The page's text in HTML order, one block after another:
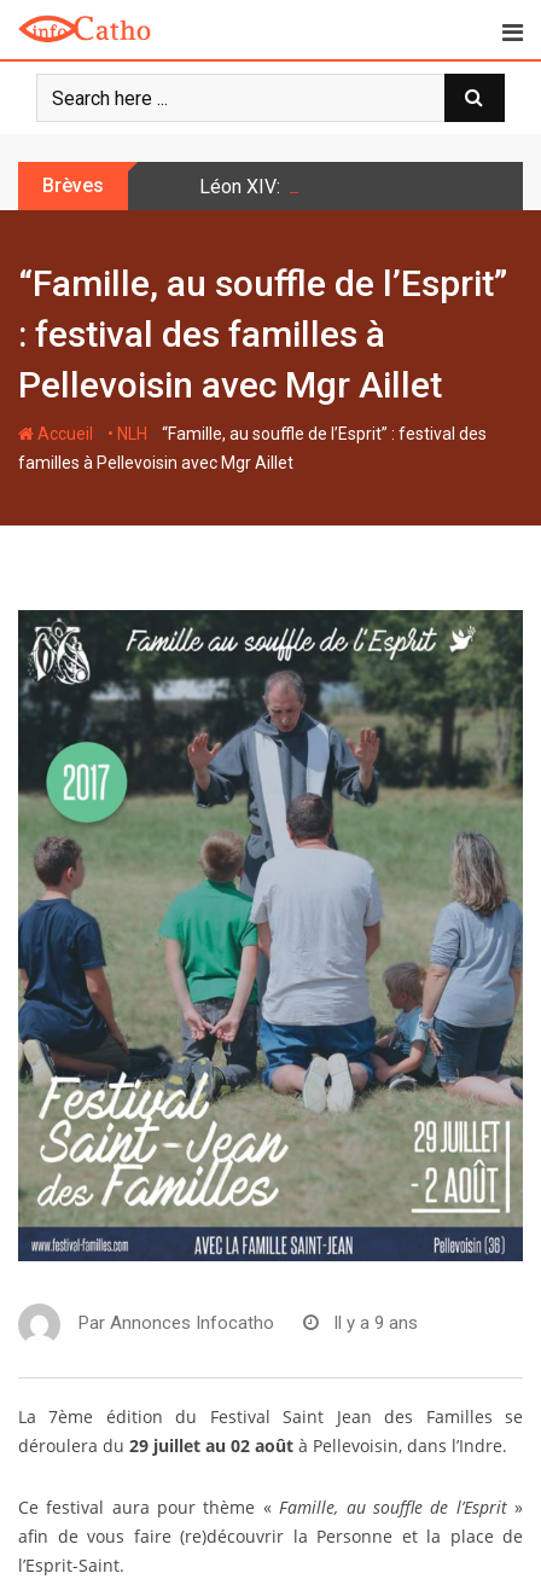
o
Brèves Léon XIV: la prière n’est pas une
“Famille, au souffle de l’Esprit”
: festival des familles à
Pellevoisin avec Mgr Aillet
Accueil - • NLH -“Famille, au souffle de l’Esprit” : festival des
familles à Pellevoisin avec Mgr Aillet
Par Annonces Infocatho Il y a 9 ans
La 7ème édition du Festival Saint Jean des Familles se
déroulera du 29 juillet au 02 août à Pellevoisin, dans l’Indre.
Ce festival aura pour thème «Famille, au souffle de l’Esprit»
afin de vous faire (re)découvrir la Personne et la place de
l’Esprit-Saint.